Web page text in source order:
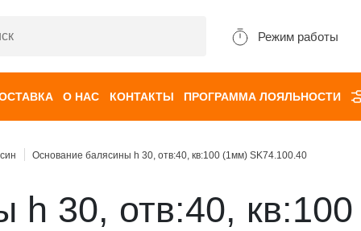
Режим работы
О НАС КОНТАКТЫ ПРОГРАММА ЛОЯЛЬНОСТИ
Основание балясины h 30, отв:40, кв:100 (1мм) SK74.100.40
h 30, отв:40,